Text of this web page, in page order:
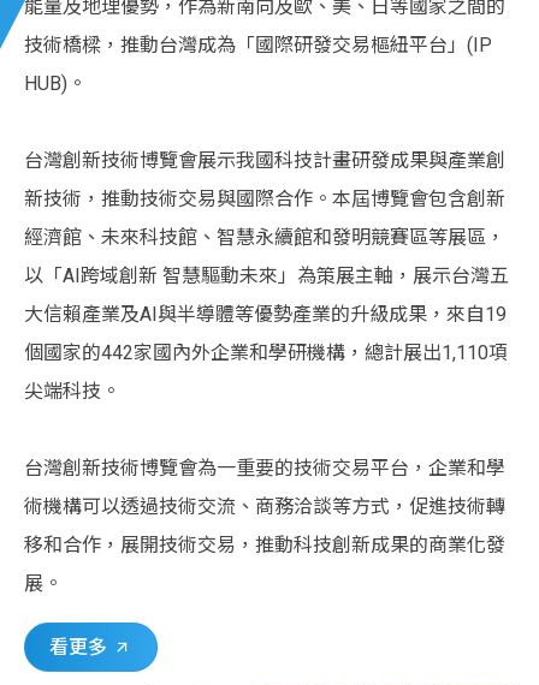
能量及地理優勢，作為新南向及歐、美、日等國家之間的
技術橋樑，推動台灣成為「國際研發交易樞紐平台」(IP
HUB)。
台灣創新技術博覽會展示我國科技計畫研發成果與產業創
新技術，推動技術交易與國際合作。本屆博覽會包含創新
經濟館、未來科技館、智慧永續館和發明競賽區等展區，
以「AI跨域創新 智慧驅動未來」為策展主軸，展示台灣五
大信賴產業及AI與半導體等優勢產業的升級成果，來自19
個國家的442家國內外企業和學研機構，總計展出1,110項
尖端科技。
台灣創新技術博覽會為一重要的技術交易平台，企業和學
術機構可以透過技術交流、商務洽談等方式，促進技術轉
移和合作，展開技術交易，推動科技創新成果的商業化發
展。
看更多